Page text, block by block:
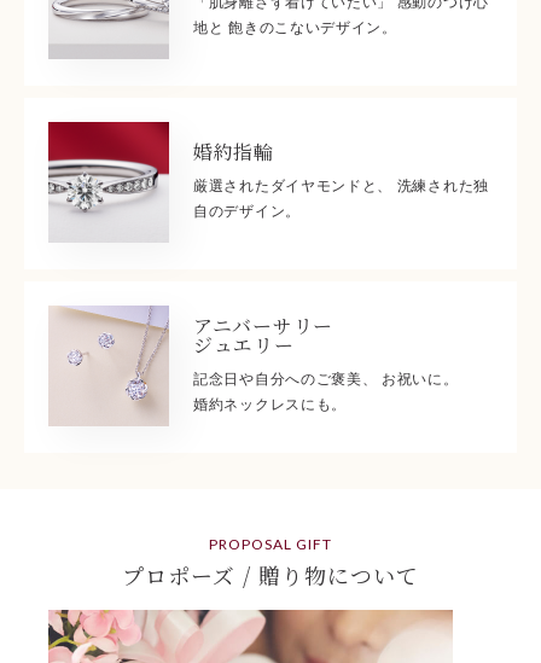
地と 飽きのこないデザイン。
婚約指輪
厳選されたダイヤモンドと、 洗練された独
自のデザイン。
アニバーサリー
ジュエリー
記念日や自分へのご褒美、 お祝いに。
婚約ネックレスにも。
PROPOSAL GIFT
プロポーズ / 贈り物について